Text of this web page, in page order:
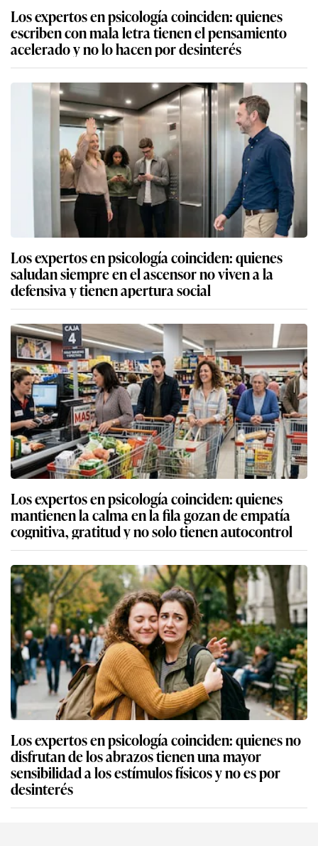
Los expertos en psicología coinciden: quienes
escriben con mala letra tienen el pensamiento
acelerado y no lo hacen por desinterés
Los expertos en psicología coinciden: quienes
saludan siempre en el ascensor no viven a la
defensiva y tienen apertura social
Los expertos en psicología coinciden: quienes
mantienen la calma en la fila gozan de empatía
cognitiva, gratitud y no solo tienen autocontrol
Los expertos en psicología coinciden: quienes no
disfrutan de los abrazos tienen una mayor
sensibilidad a los estímulos físicos y no es por
desinterés